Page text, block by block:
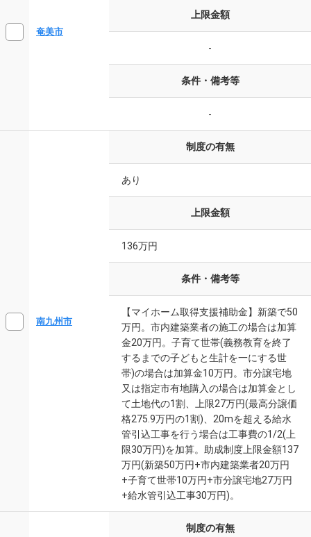
奄美市
上限金額
-
条件・備考等
-
南九州市
制度の有無
あり
上限金額
136万円
条件・備考等
【マイホーム取得支援補助金】新築で50
万円。市内建築業者の施工の場合は加算
金20万円。子育て世帯(義務教育を終了
するまでの子どもと生計を一にする世
帯)の場合は加算金10万円。市分譲宅地
又は指定市有地購入の場合は加算金とし
て土地代の1割、上限27万円(最高分譲価
格275.9万円の1割)、20mを超える給水
管引込工事を行う場合は工事費の1/2(上
限30万円)を加算。助成制度上限金額137
万円(新築50万円+市内建築業者20万円
+子育て世帯10万円+市分譲宅地27万円
+給水管引込工事30万円)。
制度の有無